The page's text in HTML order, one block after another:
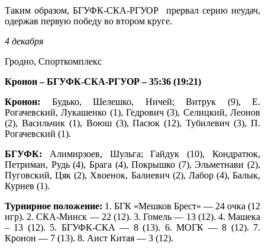
Таким образом, БГУФК-СКА-РГУОР прервал серию неудач,
одержав первую победу во втором круге.
4 декабря
Гродно, Спорткомплекс
Кронон – БГУФК-СКА-РГУОР – 35:36 (19:21)
Кронон: Будько, Шелешко, Ничей; Витрук (9), Е.
Рогачевский, Лукашенко (1), Гедрович (3), Селицкий, Леонов
(2), Васильчик (1), Воюш (3), Пасюк (12), Тубилевич (3), П.
Рогачевский (1).
БГУФК: Алимирзоев, Шульга; Гайдук (10), Кондратюк,
Петриман, Рудь (4), Брага (4), Покрышко (7), Эльметнави (2),
Пуговский, Цяк (2), Хвоенок, Балиевич (2), Лабор (4), Балык,
Курнев (1).
Турнирное положение: 1. БГК «Мешков Брест» — 24 очка (12
игр). 2. СКА-Минск — 22 (12). 3. Гомель — 13 (12). 4. Машека
– 13 (12). 5. БГУФК-СКА — 8 (13). 6. МОГК — 8 (12). 7.
Кронон — 7 (13). 8. Аист Китая — 3 (12).